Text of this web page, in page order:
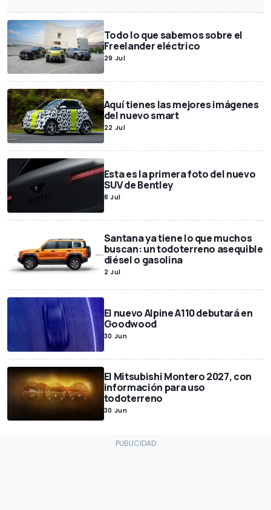
Todo lo que sabemos sobre el
Freelander eléctrico
29 Jul
Aquí tienes las mejores imágenes
del nuevo smart
22 Jul
Esta es la primera foto del nuevo
SUV de Bentley
8 Jul
Santana ya tiene lo que muchos
buscan: un todoterreno asequible
diésel o gasolina
2 Jul
El nuevo Alpine A110 debutará en
Goodwood
30 Jun
El Mitsubishi Montero 2027, con
información para uso
todoterreno
30 Jun